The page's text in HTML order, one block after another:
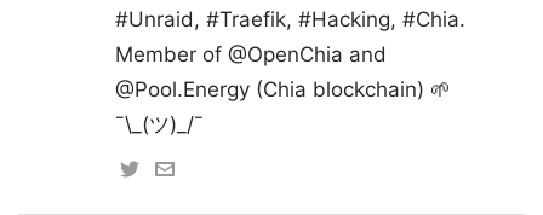
#Unraid, #Traefik, #Hacking, #Chia.
Member of @OpenChia and
@Pool.Energy (Chia blockchain) 🌱
¯\_(ツ)_/¯